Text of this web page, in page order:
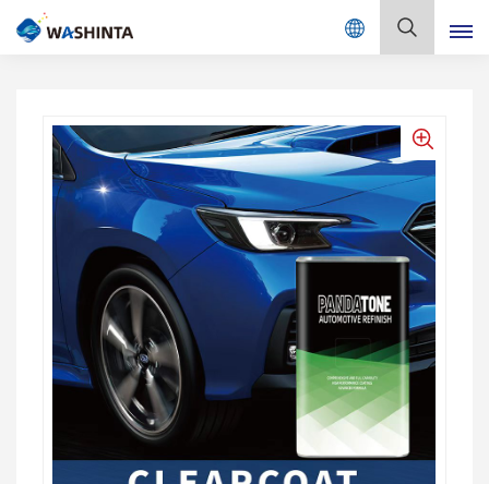
Mix Color Online
English
Français
Deutsch
Русский
Español
Português